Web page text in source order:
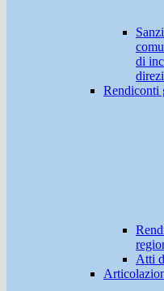
di
Rendiconti
Atti